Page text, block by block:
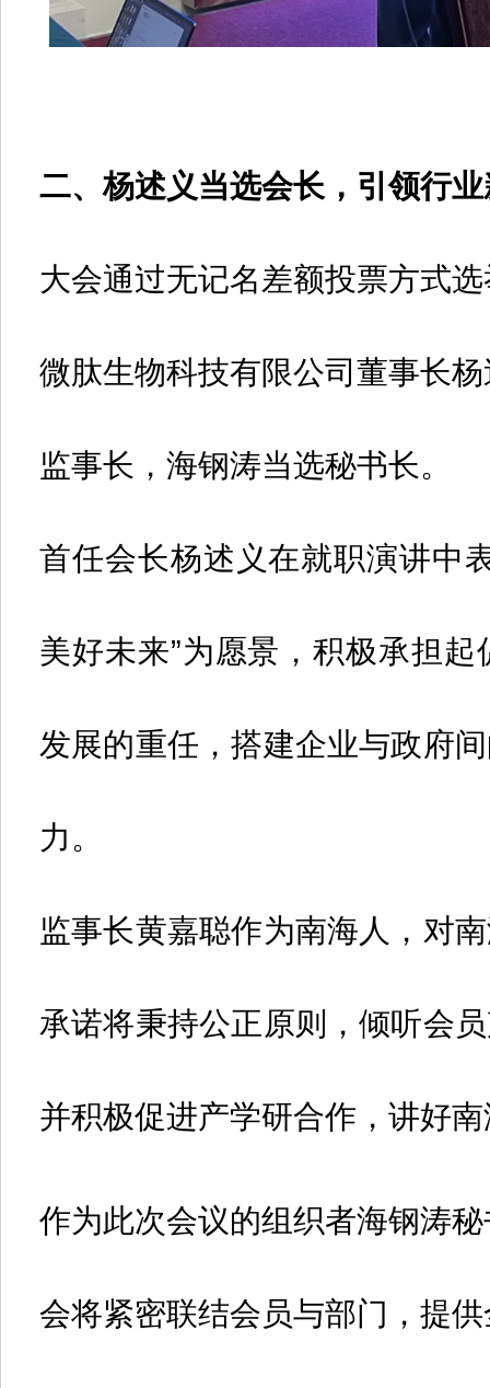
二、杨述义当选会长 ，引领行
大会通过无记名差额投票方式
微肽生物科技有限公司董事长
监事长，海钢涛当选秘书长。
首任会长杨述义在就职演讲中
美好未来”为愿景，积极承担
发展的重任，搭建企业与政府
力。
监事长黄嘉聪作为南海人，对
承诺将秉持公正原则，倾听会
并积极促进产学研合作，讲好
作为此次会议的组织者海钢涛
会将紧密联结会员与部门，提